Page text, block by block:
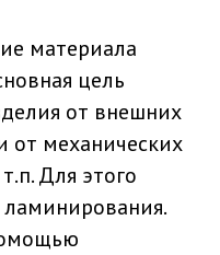
материала
цель
от внешних
от механических
Для этого
ламинирования.